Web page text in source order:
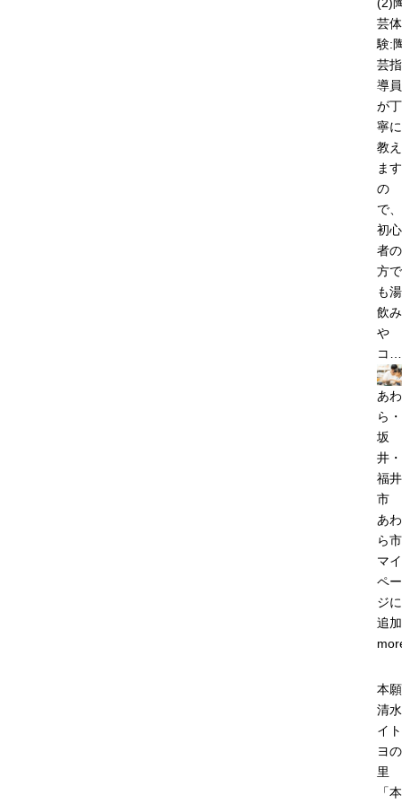
芸体
験:
芸指
導員
が丁
寧に
教え
ます
の
で、
初心
者の
方で
も湯
飲み
や
コ…
あわ
ら・
坂
井・
福井
市
あわ
ら市
マイ
ペー
ジに
追加
本願
清水
イト
ヨの
里
「本